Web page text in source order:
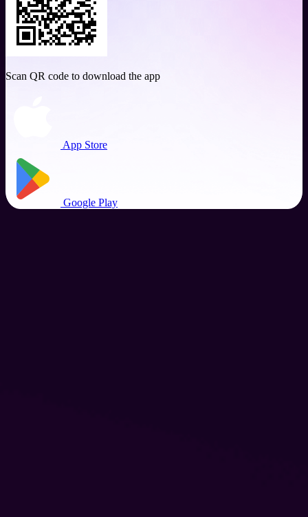
Scan QR code to download the app
App Store
Google Play